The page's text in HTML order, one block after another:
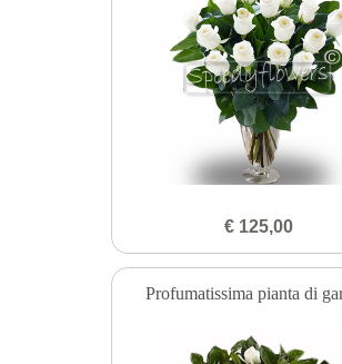
€ 125,00
Profumatissima pianta di